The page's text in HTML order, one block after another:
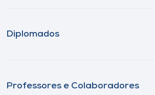
Diplomados
Professores e Colaboradores